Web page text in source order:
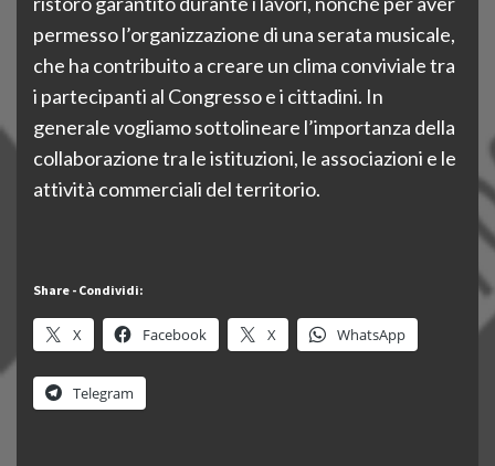
permesso l’organizzazione di una serata musicale,
che ha contribuito a creare un clima conviviale tra
i partecipanti al Congresso e i cittadini. In
generale vogliamo sottolineare l’importanza della
collaborazione tra le istituzioni, le associazioni e le
attività commerciali del territorio.
Share - Condividi:
X Facebook X WhatsApp
Telegram